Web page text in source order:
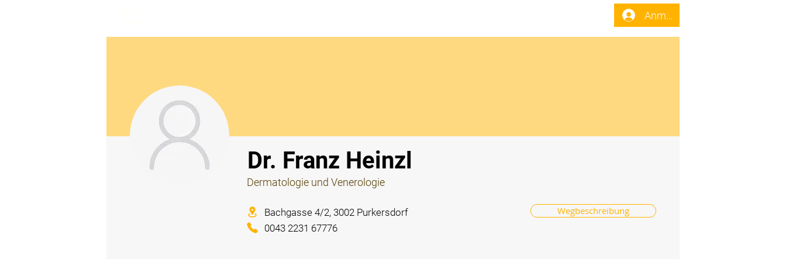
Anmelden
Dr. Franz Heinzl
Dermatologie und Venerologie
Wegbeschreibung
Bachgasse 4/2, 3002 Purkersdorf
0043 2231 67776